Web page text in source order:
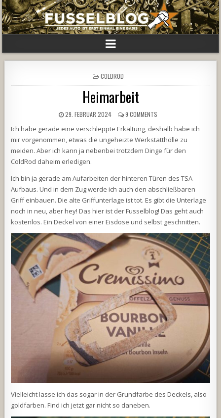
POSTED
IN
COLDROD
Heimarbeit
29. FEBRUAR 2024 9 COMMENTS
Ich habe gerade eine verschleppte Erkältung, deshalb habe ich
mir vorgenommen, etwas die ungeheizte Werkstatthölle zu
meiden. Aber ich kann ja nebenbei trotzdem Dinge für den
ColdRod daheim erledigen.
Ich bin ja gerade am Aufarbeiten der hinteren Türen des TSA
Aufbaus. Und in dem Zug werde ich auch den abschließbaren
Griff einbauen. Die alte Griffunterlage ist tot. Es gibt die Unterlage
noch in neu, aber hey! Das hier ist der Fusselblog! Das geht auch
kostenlos. Ein Deckel von einer Eisdose und selbst geschnitten.
Vielleicht lasse ich das sogar in der Grundfarbe des Deckels, also
goldfarben. Find ich jetzt gar nicht so daneben.